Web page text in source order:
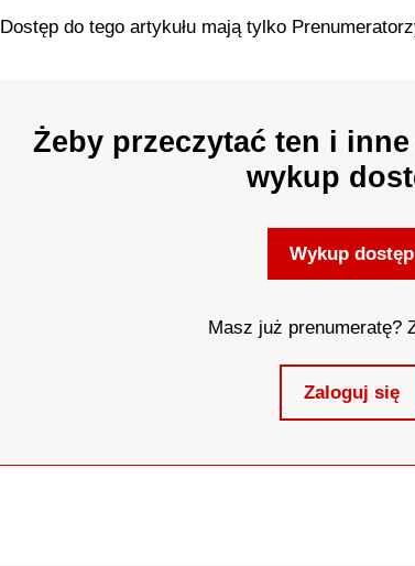
Dostęp do tego artykułu mają tylko
Żeby przeczytać ten i
wykup
Wykup dostęp
Masz już prenumeratę?
Zaloguj się